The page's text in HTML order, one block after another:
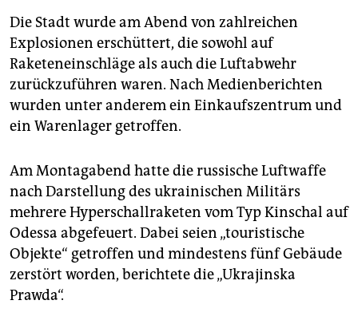
Die Stadt wurde am Abend von zahlreichen
Explosionen erschüttert, die sowohl auf
Raketeneinschläge als auch die Luftabwehr
zurückzuführen waren. Nach Medienberichten
wurden unter anderem ein Einkaufszentrum und
ein Warenlager getroffen.
Am Montagabend hatte die russische Luftwaffe
nach Darstellung des ukrainischen Militärs
mehrere Hyperschallraketen vom Typ Kinschal auf
Odessa abgefeuert. Dabei seien „touristische
Objekte“ getroffen und mindestens fünf Gebäude
zerstört worden, berichtete die „Ukrajinska
Prawda“.